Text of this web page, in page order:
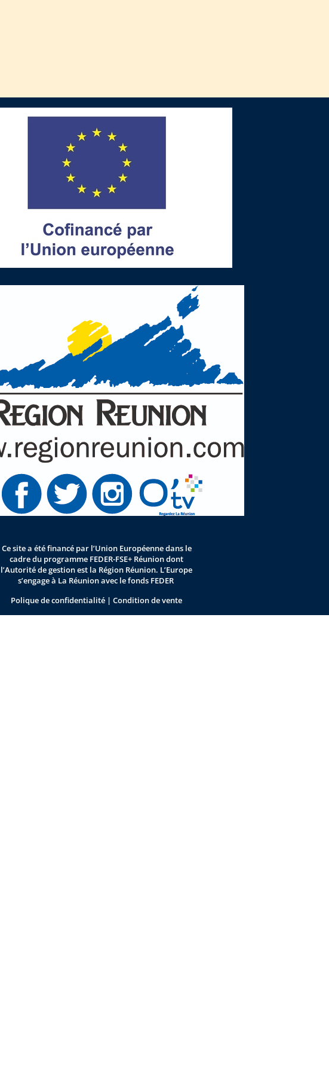
Ce site a été financé par l’Union Européenne dans le
cadre du programme FEDER-FSE+ Réunion dont
l’Autorité de gestion est la Région Réunion. L’Europe
s’engage à La Réunion avec le fonds FEDER
Polique de confidentialité |Condition de vente